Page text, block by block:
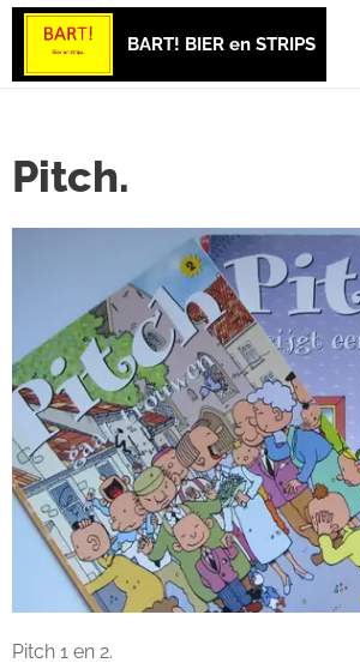
BART! BIER en STRIPS
Pitch.
Pitch 1 en 2.